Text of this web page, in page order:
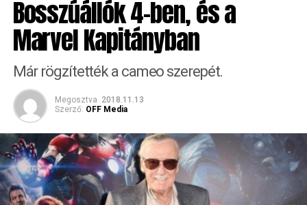
Bosszúállók 4-ben, és a
Marvel Kapitányban
Már rögzítették a cameo szerepét.
Megosztva 2018.11.13
Szerző: OFF Media